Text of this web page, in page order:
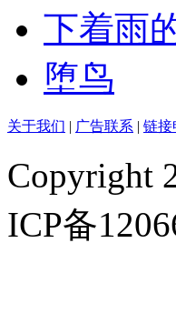
下着雨
堕鸟
关于我们 | 广告联系 | 链接
Copyright
ICP备